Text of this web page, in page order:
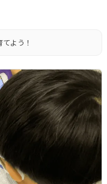
よう！